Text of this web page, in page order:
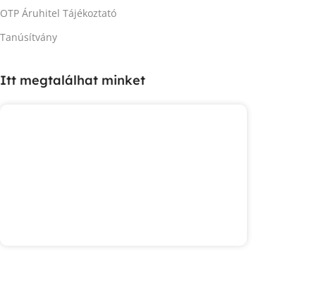
OTP Áruhitel Tájékoztató
Tanúsítvány
Itt megtalálhat minket